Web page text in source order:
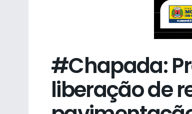
#Chapada:
liberação de